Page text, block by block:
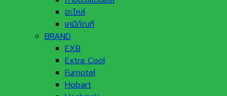
อะไหล่
เคมีภัณฑ์
BRAND
EXB
Extra Cool
Furnotel
Hobart